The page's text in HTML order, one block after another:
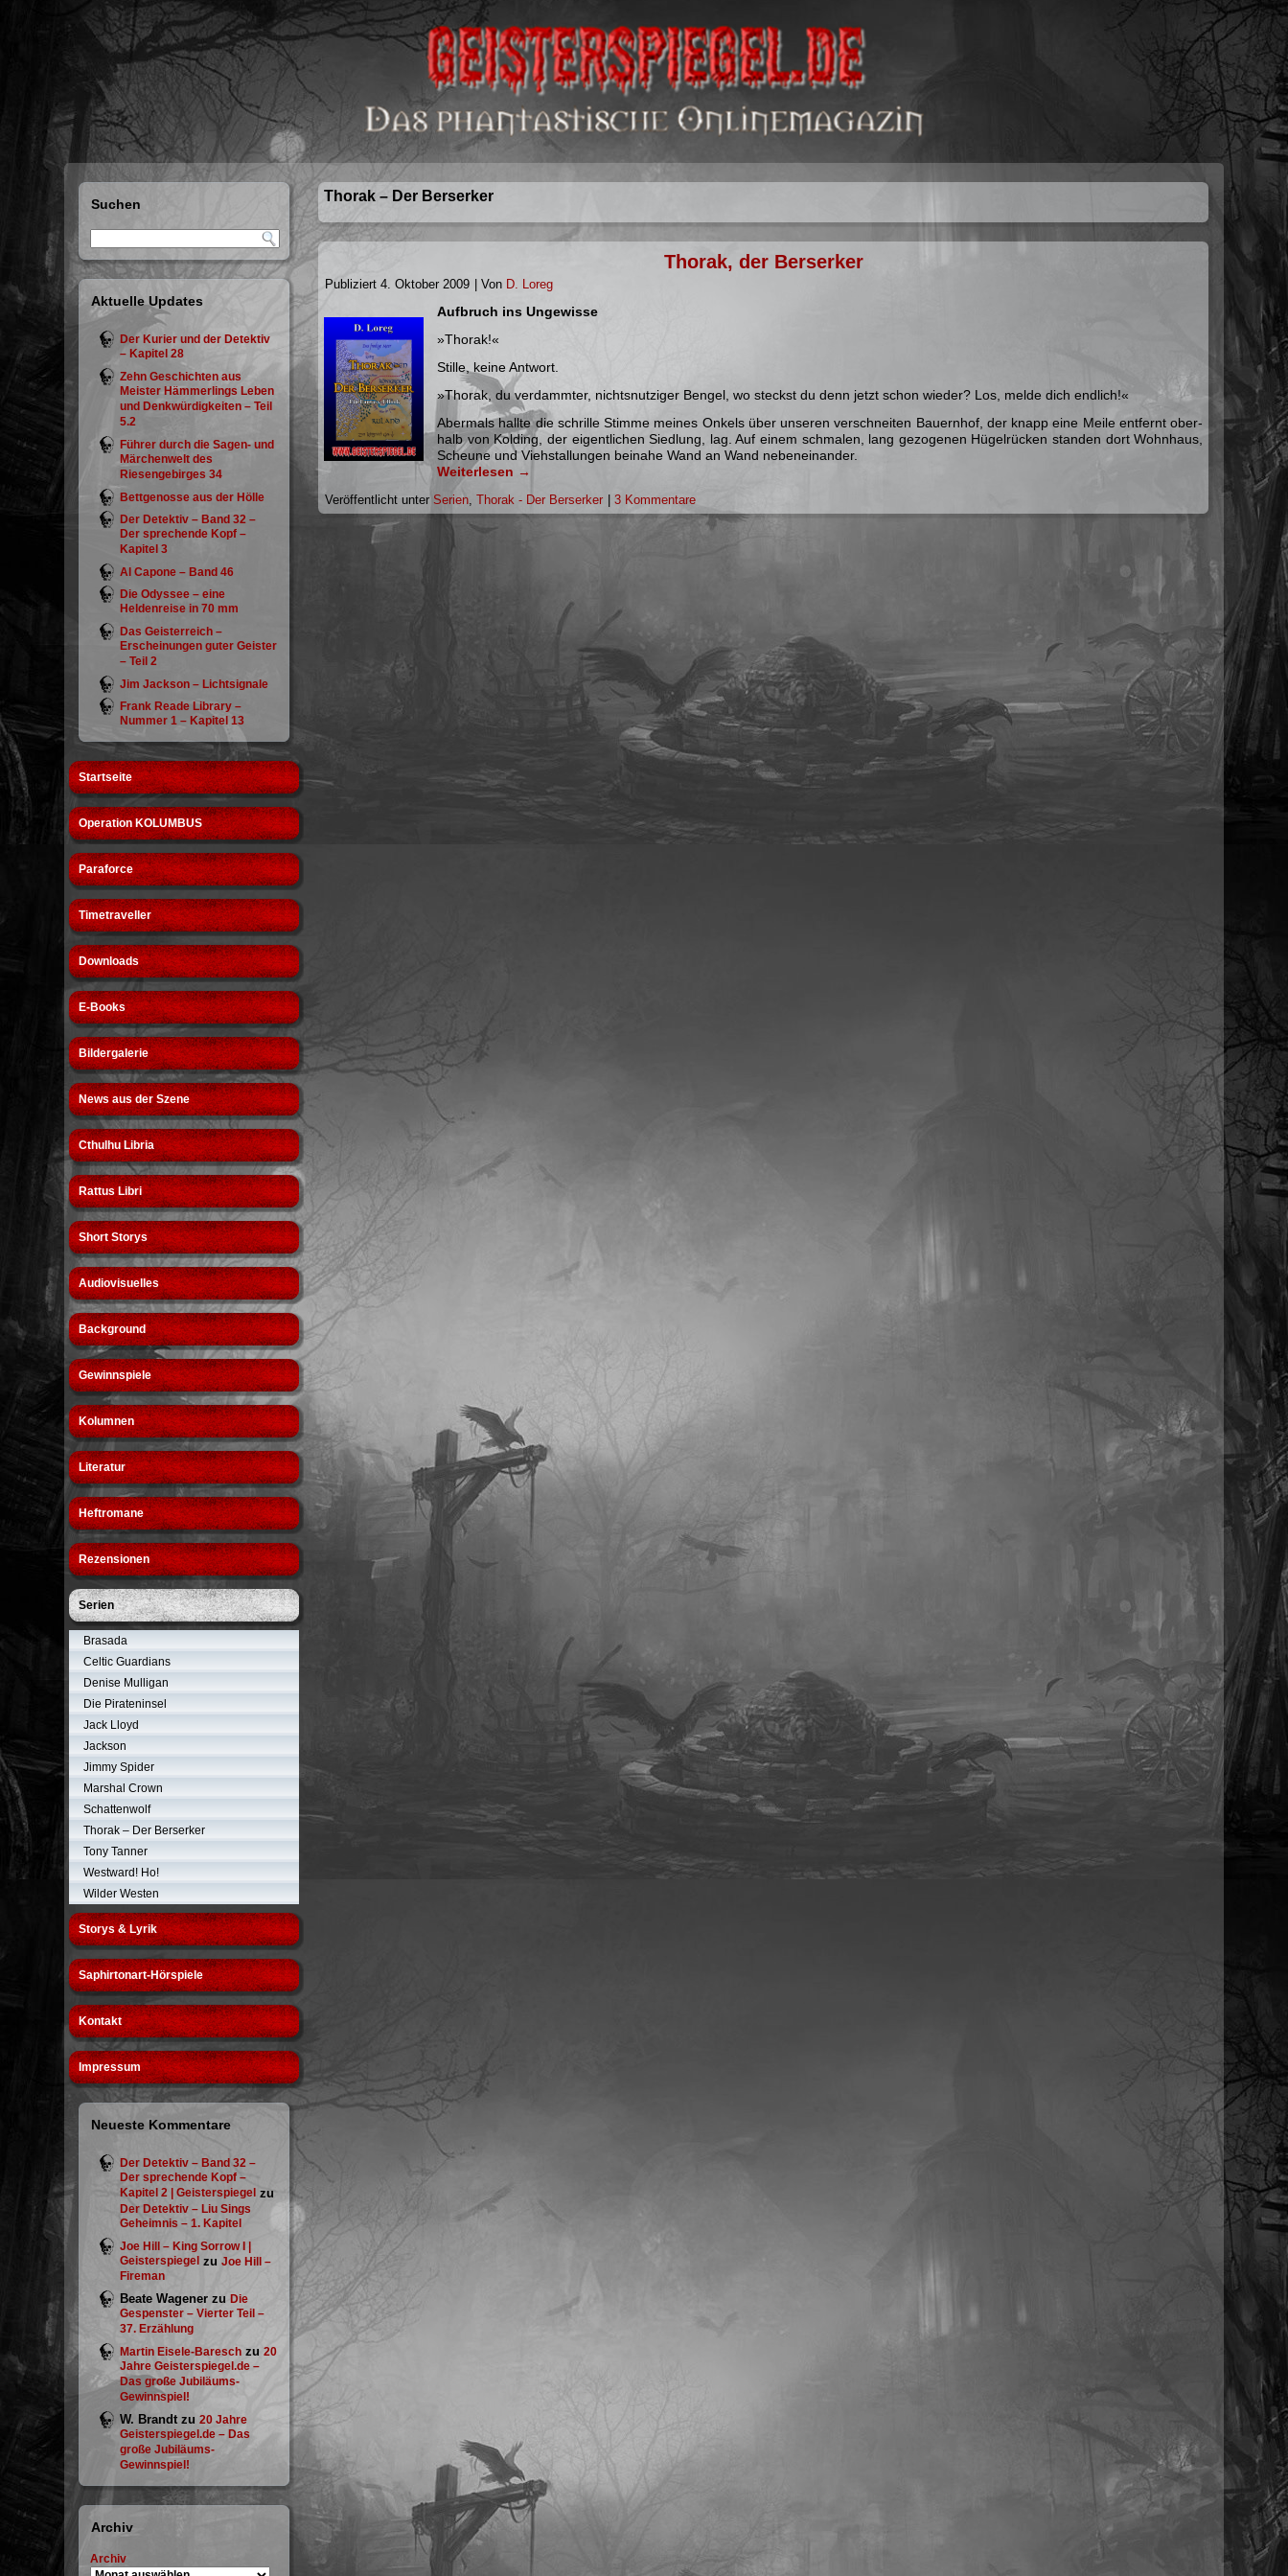
Suchen
Aktuelle Updates
Der Kurier und der Detektiv
– Kapitel 28
Zehn Geschichten aus
Meister Hämmerlings Leben
und Denkwürdigkeiten – Teil
5.2
Führer durch die Sagen- und
Märchenwelt des
Riesengebirges 34
Bettgenosse aus der Hölle
Der Detektiv – Band 32 –
Der sprechende Kopf –
Kapitel 3
Al Capone – Band 46
Die Odyssee – eine
Heldenreise in 70 mm
Das Geisterreich –
Erscheinungen guter Geister
– Teil 2
Jim Jackson – Lichtsignale
Frank Reade Library –
Nummer 1 – Kapitel 13
Startseite
Operation KOLUMBUS
Paraforce
Timetraveller
Downloads
E-Books
Bildergalerie
News aus der Szene
Cthulhu Libria
Rattus Libri
Short Storys
Audiovisuelles
Background
Gewinnspiele
Kolumnen
Literatur
Heftromane
Rezensionen
Serien
Brasada
Celtic Guardians
Denise Mulligan
Die Pirateninsel
Jack Lloyd
Jackson
Jimmy Spider
Marshal Crown
Schattenwolf
Thorak – Der Berserker
Tony Tanner
Westward! Ho!
Wilder Westen
Storys & Lyrik
Saphirtonart-Hörspiele
Kontakt
Impressum
Neueste Kommentare
Der Detektiv – Band 32 –
Der sprechende Kopf –
Kapitel 2 | Geisterspiegel zu
Der Detektiv – Liu Sings
Geheimnis – 1. Kapitel
Joe Hill – King Sorrow I |
Geisterspiegel zuJoe Hill –
Fireman
Beate Wagener zuDie
Gespenster – Vierter Teil –
37. Erzählung
Martin Eisele-Baresch zu20
Jahre Geisterspiegel.de –
Das große Jubiläums-
Gewinnspiel!
W. Brandtzu20 Jahre
Geisterspiegel.de – Das
große Jubiläums-
Gewinnspiel!
Archiv
Archiv
Thorak – Der Berserker
Thorak, der Berserker
Publiziert 4. Oktober 2009 |Von D. Loreg
Auf­bruch ins Un­ge­wis­se
»Tho­rak!«
Stil­le, kei­ne Ant­wort.
»Tho­rak, du ver­damm­ter, nichts­nut­zi­ger Ben­gel, wo steckst du denn jetzt schon wie­der? Los, mel­de dich end­lich!«
Aber­mals hall­te die schril­le Stim­me mei­nes On­kels über un­se­ren ver­schnei­ten Bau­ern­hof, der knapp eine Mei­le ent­fernt ober­
halb von Kol­ding, der ei­gent­li­chen Sied­lung, lag. Auf ei­nem schma­len, lang ge­zo­ge­nen Hü­gel­rü­cken stan­den dort Wohn­haus,
Scheu­ne und Vieh­stal­lun­gen bei­na­he Wand an Wand ne­ben­ei­nan­der.
Weiterlesen →
Veröffentlicht unter Serien,Thorak - Der Berserker |3 Kommentare